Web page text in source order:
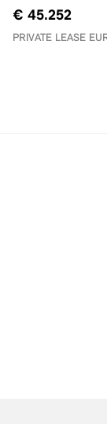
€ 45.252
PRIVATE LEASE